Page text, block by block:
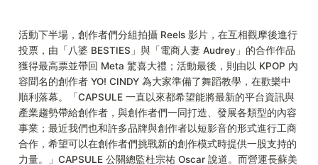
活動下半場，創作者們分組拍攝 Reels 影片，在互相觀摩後進行
投票，由「八婆 BESTIES」與「電商人妻 Audrey」的合作作品
獲得最高票並帶回 Meta 驚喜大禮；活動最後，則由以 KPOP 內
容聞名的創作者 YO! CINDY 為大家準備了舞蹈教學，在歡樂中
順利落幕。「CAPSULE 一直以來都希望能將最新的平台資訊與
產業趨勢帶給創作者，與創作者們一同打造、發展各類型的內容
事業；最近我們也和許多品牌與創作者以短影音的形式進行工商
合作，希望可以在創作者們挑戰新的創作模式時提供一股支持的
力量。」CAPSULE 公關總監杜宗祐 Oscar 說道。而營運長蘇美